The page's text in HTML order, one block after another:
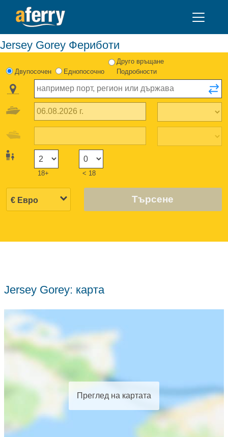
Jersey Gorey Фериботи
Двупосочен Еднопосочно
Друго връщане
Подробности
18+ < 18
Търсене
Jersey Gorey: карта
Преглед на картата